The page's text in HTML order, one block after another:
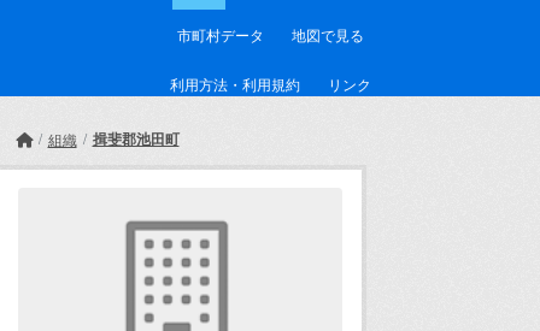
市町村データ 地図で見る
利用方法・利用規約 リンク
組織 揖斐郡池田町